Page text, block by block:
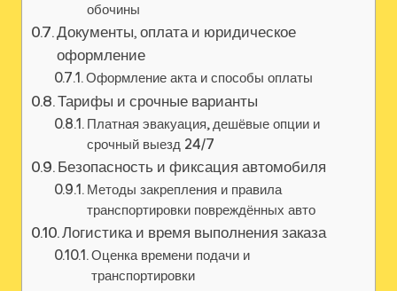
обочины
Документы, оплата и юридическое
оформление
Оформление акта и способы оплаты
Тарифы и срочные варианты
Платная эвакуация, дешёвые опции и
срочный выезд 24/7
Безопасность и фиксация автомобиля
Методы закрепления и правила
транспортировки повреждённых авто
Логистика и время выполнения заказа
Оценка времени подачи и
транспортировки